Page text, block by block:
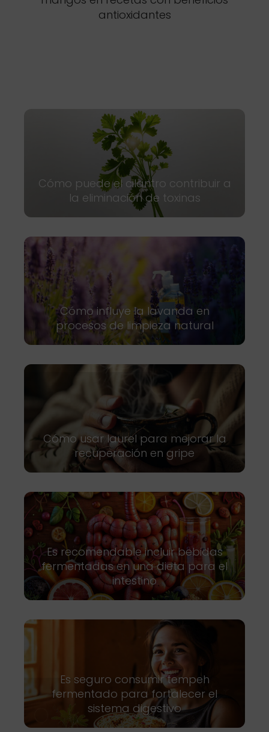
antioxidantes
Cómo puede el cilantro contribuir a
la eliminación de toxinas
Cómo influye la lavanda en
procesos de limpieza natural
Cómo usar laurel para mejorar la
recuperación en gripe
Es recomendable incluir bebidas
fermentadas en una dieta para el
intestino
Es seguro consumir tempeh
fermentado para fortalecer el
sistema digestivo